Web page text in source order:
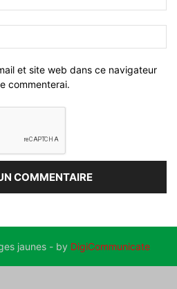
et site web dans ce navigateur
commenterai.
jaunes - by DigiCommunicate